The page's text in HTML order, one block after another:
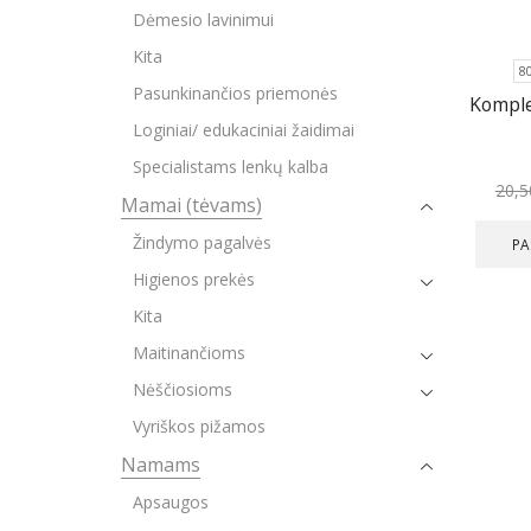
80
Dėmesio lavinimui
Kita
Pasunkinančios priemonės
Loginiai/ edukaciniai žaidimai
Specialistams lenkų kalba
Mamai (tėvams)
Žindymo pagalvės
Higienos prekės
Kita
Maitinančioms
Nėščiosioms
Vyriškos pižamos
Namams
Apsaugos